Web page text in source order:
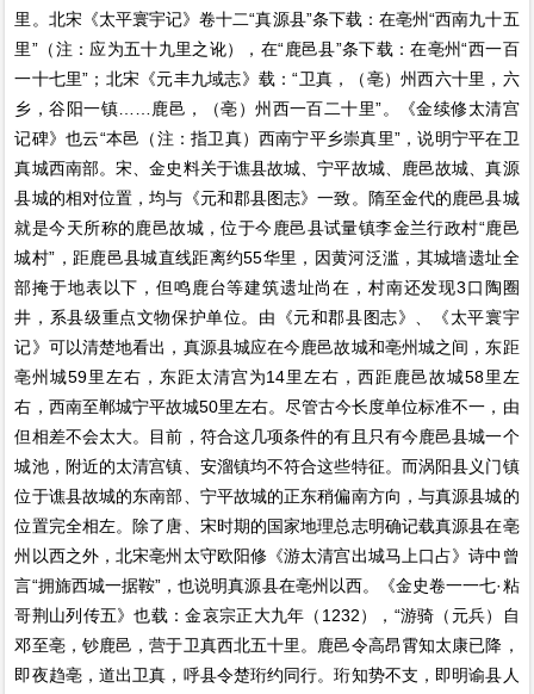
里。北宋《太平寰宇记》卷十二“真源县”条下载：在亳州“西南九十五
里”（注：应为五十九里之讹），在“鹿邑县”条下载：在亳州“西一百
一十七里”；北宋《元丰九域志》载：“卫真，（亳）州西六十里，六
乡，谷阳一镇……鹿邑，（亳）州西一百二十里”。《金续修太清宫
记碑》也云“本邑（注：指卫真）西南宁平乡崇真里”，说明宁平在卫
真城西南部。宋、金史料关于谯县故城、宁平故城、鹿邑故城、真源
县城的相对位置，均与《元和郡县图志》一致。隋至金代的鹿邑县城
就是今天所称的鹿邑故城，位于今鹿邑县试量镇李金兰行政村“鹿邑
城村”，距鹿邑县城直线距离约55华里，因黄河泛滥，其城墙遗址全
部掩于地表以下，但鸣鹿台等建筑遗址尚在，村南还发现3口陶圈
井，系县级重点文物保护单位。由《元和郡县图志》、《太平寰宇
记》可以清楚地看出，真源县城应在今鹿邑故城和亳州城之间，东距
亳州城59里左右，东距太清宫为14里左右，西距鹿邑故城58里左
右，西南至郸城宁平故城50里左右。尽管古今长度单位标准不一，由
但相差不会太大。目前，符合这几项条件的有且只有今鹿邑县城一个
城池，附近的太清宫镇、安溜镇均不符合这些特征。而涡阳县义门镇
位于谯县故城的东南部、宁平故城的正东稍偏南方向，与真源县城的
位置完全相左。除了唐、宋时期的国家地理总志明确记载真源县在亳
州以西之外，北宋亳州太守欧阳修《游太清宫出城马上口占》诗中曾
言“拥旆西城一据鞍”，也说明真源县在亳州以西。《金史卷一一七·粘
哥荆山列传五》也载：金哀宗正大九年（1232），“游骑（元兵）自
邓至亳，钞鹿邑，营于卫真西北五十里。鹿邑令高昂霄知太康已降，
即夜趋亳，道出卫真，呼县令楚珩约同行。珩知势不支，即明谕县人